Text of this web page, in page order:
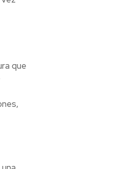
que